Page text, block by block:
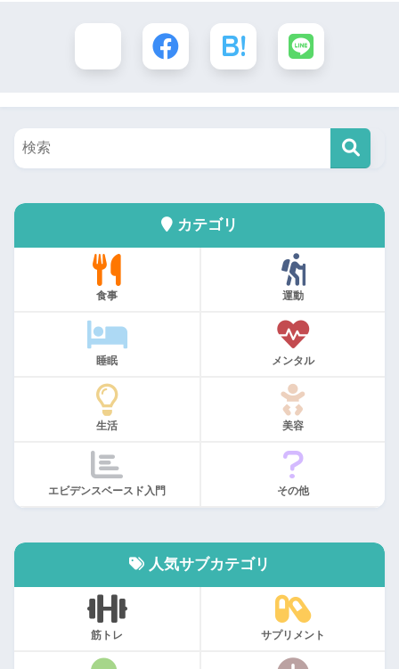
カテゴリ
食事 運動
睡眠 メンタル
生活 美容
エビデンスベースド入門 その他
人気サブカテゴリ
筋トレ サプリメント